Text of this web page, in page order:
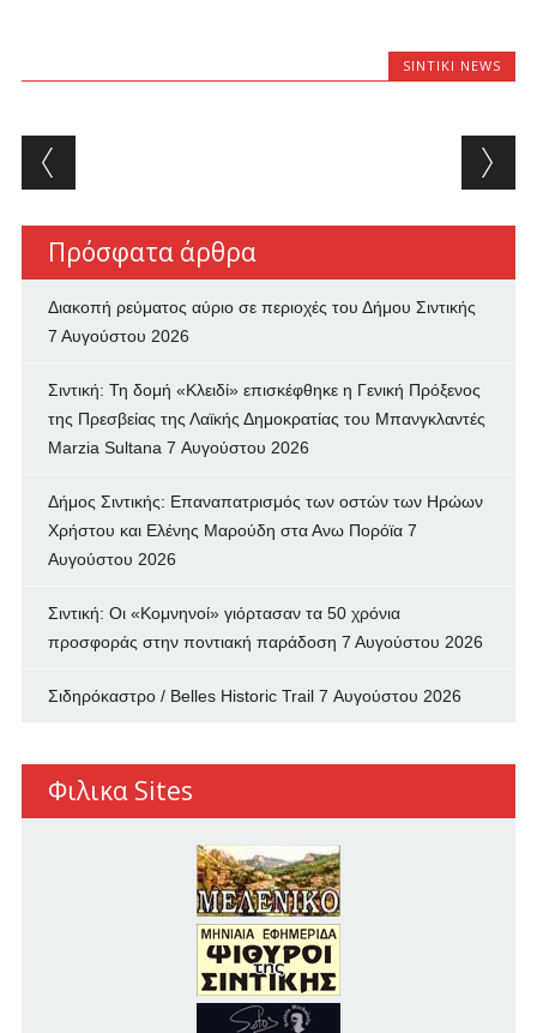
SINTIKI NEWS
Post navigation
Πρόσφατα άρθρα
Διακοπή ρεύματος αύριο σε περιοχές του Δήμου Σιντικής
7 Αυγούστου 2026
Σιντική: Τη δομή «Κλειδί» επισκέφθηκε η Γενική Πρόξενος
της Πρεσβείας της Λαϊκής Δημοκρατίας του Μπανγκλαντές
Marzia Sultana 7 Αυγούστου 2026
Δήμος Σιντικής: Επαναπατρισμός των oστών των Ηρώων
Χρήστου και Ελένης Μαρούδη στα Ανω Πορόϊα 7
Αυγούστου 2026
Σιντική: Οι «Κομνηνοί» γιόρτασαν τα 50 χρόνια
προσφοράς στην ποντιακή παράδοση 7 Αυγούστου 2026
Σιδηρόκαστρο / Belles Historic Trail 7 Αυγούστου 2026
Φιλικα Sites